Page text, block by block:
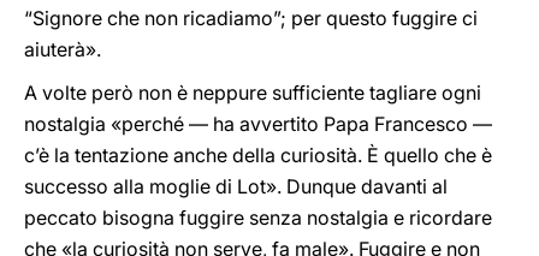
“Signore che non ricadiamo”; per questo fuggire ci
aiuterà».
A volte però non è neppure sufficiente tagliare ogni
nostalgia «perché — ha avvertito Papa Francesco —
c’è la tentazione anche della curiosità. È quello che è
successo alla moglie di Lot». Dunque davanti al
peccato bisogna fuggire senza nostalgia e ricordare
che «la curiosità non serve, fa male». Fuggire e non